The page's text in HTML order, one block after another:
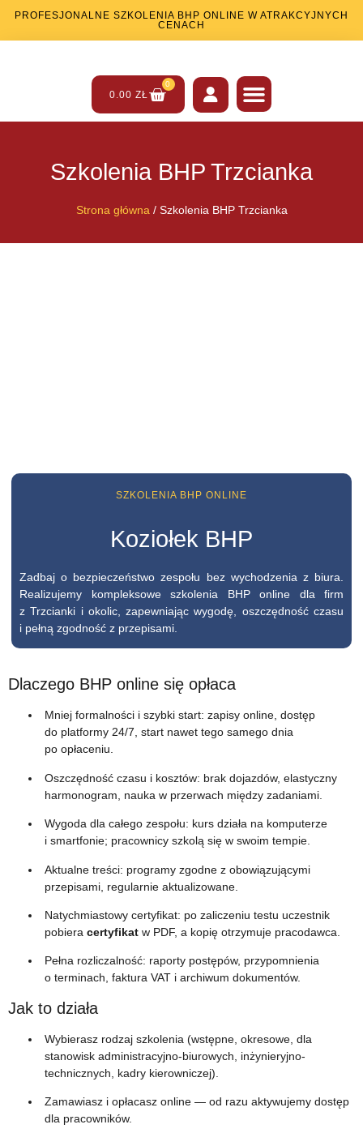
PROFESJONALNE SZKOLENIA BHP ONLINE W ATRAKCYJNYCH
CENACH
0.00 ZŁ
0
Szkolenia BHP Trzcianka
Strona główna / Szkolenia BHP Trzcianka
SZKOLENIA BHP ONLINE
Koziołek BHP
Zadbaj o bezpieczeństwo zespołu bez wychodzenia z biura.
Realizujemy kompleksowe szkolenia BHP online dla firm
z Trzcianki i okolic, zapewniając wygodę, oszczędność czasu
i pełną zgodność z przepisami.
Dlaczego BHP online się opłaca
Mniej formalności i szybki start: zapisy online, dostęp
do platformy 24/7, start nawet tego samego dnia
po opłaceniu.
Oszczędność czasu i kosztów: brak dojazdów, elastyczny
harmonogram, nauka w przerwach między zadaniami.
Wygoda dla całego zespołu: kurs działa na komputerze
i smartfonie; pracownicy szkolą się w swoim tempie.
Aktualne treści: programy zgodne z obowiązującymi
przepisami, regularnie aktualizowane.
Natychmiastowy certyfikat: po zaliczeniu testu uczestnik
pobieracertyfikat w PDF, a kopię otrzymuje pracodawca.
Pełna rozliczalność: raporty postępów, przypomnienia
o terminach, faktura VAT i archiwum dokumentów.
Jak to działa
Wybierasz rodzaj szkolenia (wstępne, okresowe, dla
stanowisk administracyjno-biurowych, inżynieryjno-
technicznych, kadry kierowniczej).
Zamawiasz i opłacasz online — od razu aktywujemy dostęp
dla pracowników.